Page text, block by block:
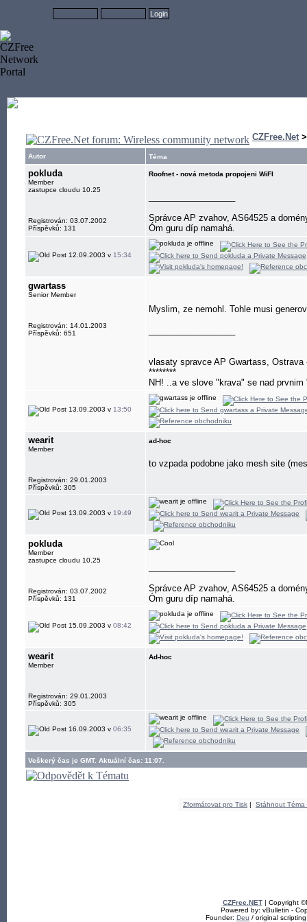
CZFree.Net
Autor Téma
pokluda
Member
zastupce cloudu 10.25
Registrován: 03.07.2002
Příspěvků: 131
Roofnet - nová metoda propojeni WiFI
Správce AP zvahov, AS64525 a
Óm guru díp namahá.
12.09.2003 v 15:34
gwartass
Senior Member
Registrován: 14.01.2003
Příspěvků: 651
Myslim, ze nemohl. Tohle musi
vlasaty spravce AP Gwartass, Ostrava
********
NH! ..a ve slove "krava" se nad
13.09.2003 v 13:50
wearit
Member
Registrován: 29.01.2003
Příspěvků: 305
ad-hoc
to vzpada podobne jako mesh site
13.09.2003 v 19:49
pokluda
Member
zastupce cloudu 10.25
Registrován: 03.07.2002
Příspěvků: 131
Správce AP zvahov, AS64525 a
Óm guru díp namahá.
15.09.2003 v 08:42
wearit
Member
Registrován: 29.01.2003
Příspěvků: 305
Ad-hoc
16.09.2003 v 06:35
Veškerý čas je GMT. Aktuální čas: 11:07.
Zformátovat pro Tisk | Stáhnout Téma
CZFree.NET| Copyright
Powered by: vBulletin -
Founder: Deu / original